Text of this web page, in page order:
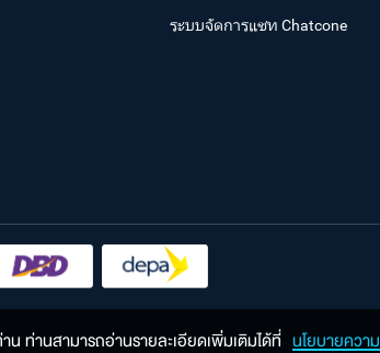
ระบบจัดการแชท Chatcone
น ท่านสามารถอ่านรายละเอียดเพิ่มเติมได้ที่ นโยบายความ